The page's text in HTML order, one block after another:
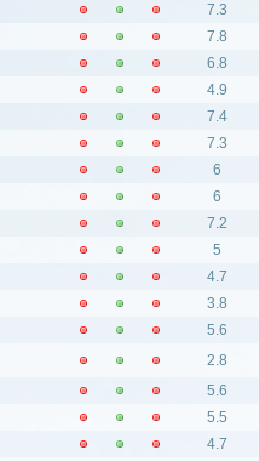
7.3
7.8
6.8
4.9
7.4
7.3
6
6
7.2
5
4.7
3.8
5.6
2.8
5.6
5.5
4.7